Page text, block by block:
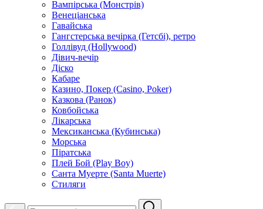
Вампірська (Монстрів)
Венеціанська
Гавайська
Гангстерська вечірка (Гетсбі), ретро
Голлівуд (Hollywood)
Дівич-вечір
Діско
Кабаре
Казино, Покер (Casino, Poker)
Казкова (Ранок)
Ковбойська
Лікарська
Мексиканська (Кубинська)
Морська
Піратська
Плей Бой (Play Boy)
Санта Муерте (Santa Muerte)
Стиляги